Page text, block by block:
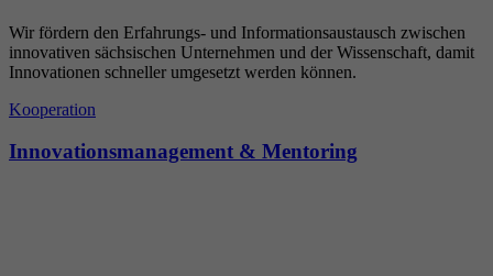
Wir fördern den Erfahrungs- und Informationsaustausch zwischen
innovativen sächsischen Unternehmen und der Wissenschaft, damit
Innovationen schneller umgesetzt werden können.
Kooperation
Innovationsmanagement & Mentoring